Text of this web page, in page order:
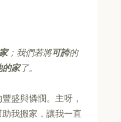
；我們若將可誇的
的家了。
盛與憐憫。主呀，
我搬家，讓我一直